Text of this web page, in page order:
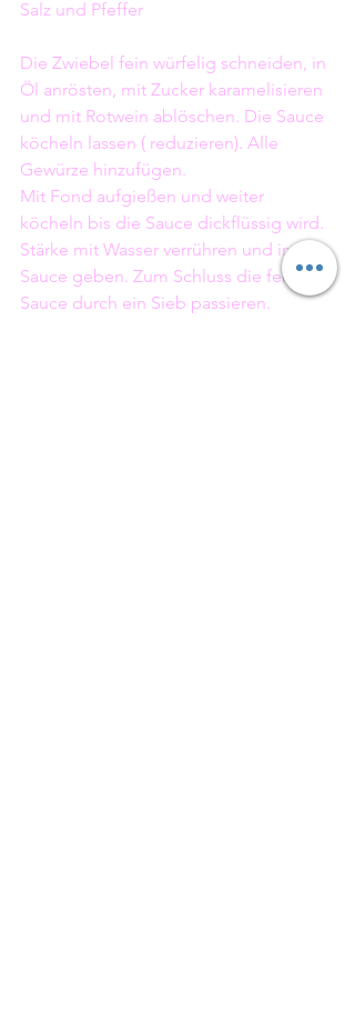
Salz und Pfeffer
Die Zwiebel fein würfelig schneiden, in
Öl anrösten, mit Zucker karamelisieren
und mit Rotwein ablöschen. Die Sauce
köcheln lassen ( reduzieren). Alle
Gewürze hinzufügen.
Mit Fond aufgießen und weiter
köcheln bis die Sauce dickflüssig wird.
Stärke mit Wasser verrühren und in die
Sauce geben. Zum Schluss die fertige
Sauce durch ein Sieb passieren.